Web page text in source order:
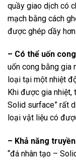
quầy giao dịch có
mạch bằng cách
được ghép dầy
– Có thể uốn cong
uốn cong bằng gia
loại tại một nhiệt
Khi được gia nhiệt,
Solid surface” rất
loại vật liệu có
– Khả năng
“đá nhân tạo –